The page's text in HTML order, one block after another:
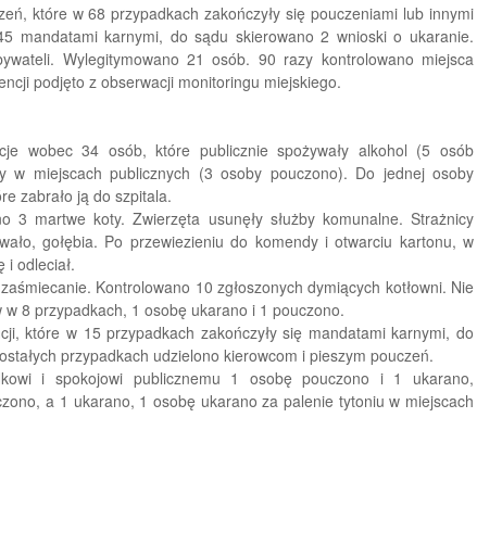
które w 68 przypadkach zakończyły się pouczeniami lub innymi
mandatami karnymi, do sądu skierowano 2 wnioski o ukaranie.
Wylegitymowano 21 osób. 90 razy kontrolowano miejsca
podjęto z obserwacji monitoringu miejskiego.
wobec 34 osób, które publicznie spożywały alkohol (5 osób
w miejscach publicznych (3 osoby pouczono). Do jednej osoby
zabrało ją do szpitala.
3 martwe koty. Zwierzęta usunęły służby komunalne. Strażnicy
gołębia. Po przewiezieniu do komendy i otwarciu kartonu, w
i odleciał.
Kontrolowano 10 zgłoszonych dymiących kotłowni. Nie
8 przypadkach, 1 osobę ukarano i 1 pouczono.
które w 15 przypadkach zakończyły się mandatami karnymi, do
przypadkach udzielono kierowcom i pieszym pouczeń.
i spokojowi publicznemu 1 osobę pouczono i 1 ukarano,
a 1 ukarano, 1 osobę ukarano za palenie tytoniu w miejscach